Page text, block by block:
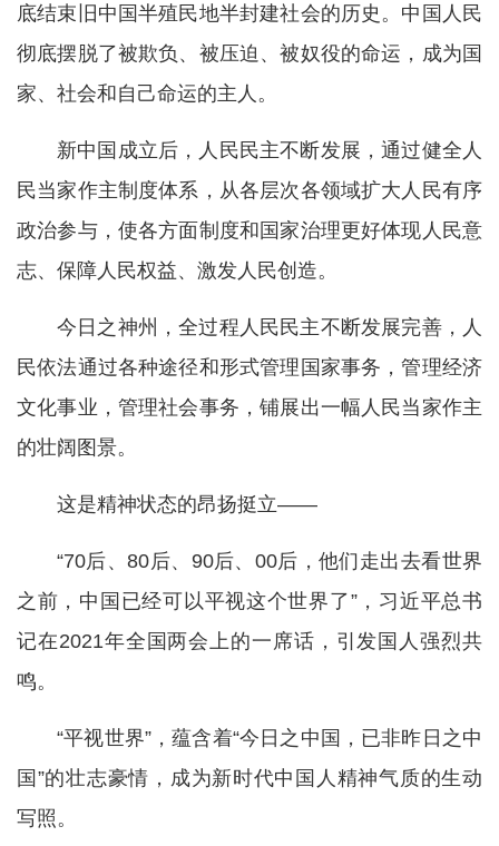
底结束旧中国半殖民地半封建社会的历史。中国人民
彻底摆脱了被欺负、被压迫、被奴役的命运，成为国
家、社会和自己命运的主人。
新中国成立后，人民民主不断发展，通过健全人
民当家作主制度体系，从各层次各领域扩大人民有序
政治参与，使各方面制度和国家治理更好体现人民意
志、保障人民权益、激发人民创造。
今日之神州，全过程人民民主不断发展完善，人
民依法通过各种途径和形式管理国家事务，管理经济
文化事业，管理社会事务，铺展出一幅人民当家作主
的壮阔图景。
这是精神状态的昂扬挺立——
“70后、80后、90后、00后，他们走出去看世界
之前，中国已经可以平视这个世界了”，习近平总书
记在2021年全国两会上的一席话，引发国人强烈共
鸣。
“平视世界”，蕴含着“今日之中国，已非昨日之中
国”的壮志豪情，成为新时代中国人精神气质的生动
写照。